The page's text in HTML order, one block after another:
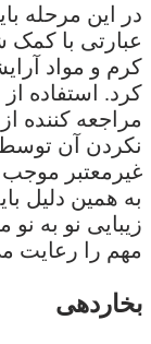
در این مرحله
عبارتی با
کرم و مواد
کرد. استفاده
مراجعه کننده
نکردن آن
غیرمعتبر
به همین دلیل
زیبایی نو به
مهم را رعایت
بخاردهی